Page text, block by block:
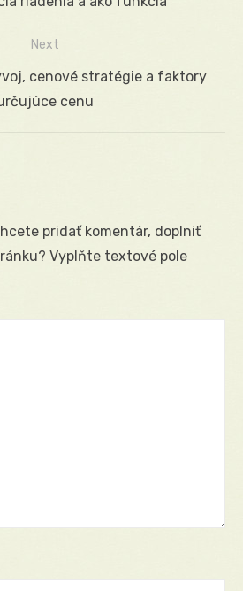
Next
cenové stratégie a faktory
cenu
pridať komentár, doplniť
Vyplňte textové pole